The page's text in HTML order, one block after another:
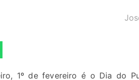
1º de fevereiro é o Dia do